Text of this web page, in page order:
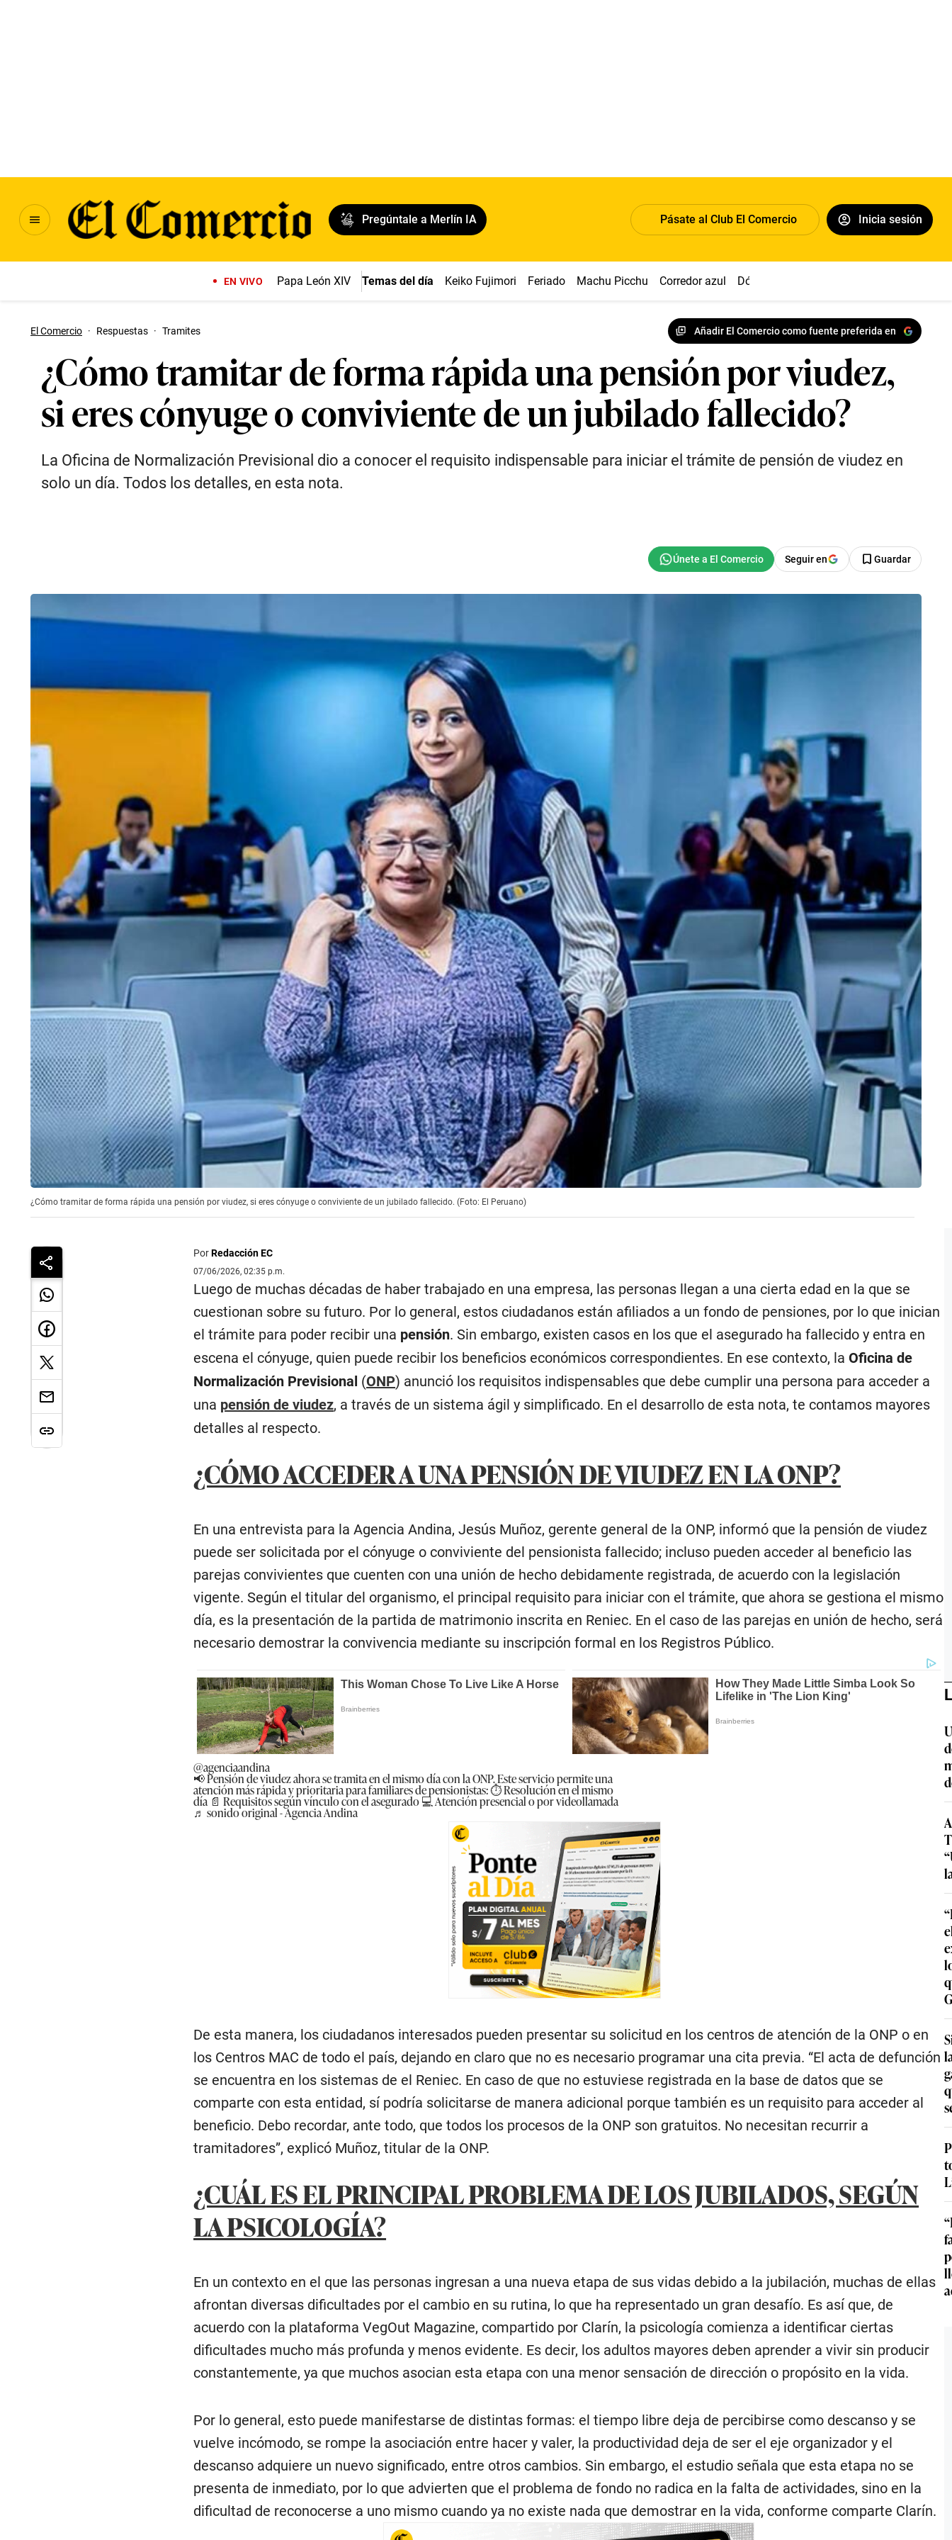
Pregúntale a Merlín IA Pásate al Club El Comercio Inicia sesión
EN VIVO Papa León XIV Temas del día Keiko Fujimori Feriado Machu Picchu Corredor azul Dólar
El Comercio · Respuestas · Tramites Añadir El Comercio como fuente preferida en
¿Cómo tramitar de forma rápida una pensión por viudez,
si eres cónyuge o conviviente de un jubilado fallecido?
La Oficina de Normalización Previsional dio a conocer el requisito indispensable para iniciar el trámite de pensión de viudez en
solo un día. Todos los detalles, en esta nota.
Seguir en Guardar
¿Cómo tramitar de forma rápida una pensión por viudez, si eres cónyuge o conviviente de un jubilado fallecido. (Foto: El Peruano)
PorRedacción EC
07/06/2026, 02:35 p.m.
Luego de muchas décadas de haber trabajado en una empresa, las personas llegan a una cierta edad en la que se
cuestionan sobre su futuro. Por lo general, estos ciudadanos están afiliados a un fondo de pensiones, por lo que inician
el trámite para poder recibir una pensión. Sin embargo, existen casos en los que el asegurado ha fallecido y entra en
escena el cónyuge, quien puede recibir los beneficios económicos correspondientes. En ese contexto, laOficina de
Normalización Previsional (ONP) anunció los requisitos indispensables que debe cumplir una persona para acceder a
una pensión de viudez, a través de un sistema ágil y simplificado. En el desarrollo de esta nota, te contamos mayores
detalles al respecto.
¿CÓMO ACCEDER A UNA PENSIÓN DE VIUDEZ EN LA ONP?
En una entrevista para la Agencia Andina, Jesús Muñoz, gerente general de la ONP, informó que la pensión de viudez
puede ser solicitada por el cónyuge o conviviente del pensionista fallecido; incluso pueden acceder al beneficio las
parejas convivientes que cuenten con una unión de hecho debidamente registrada, de acuerdo con la legislación
vigente. Según el titular del organismo, el principal requisito para iniciar con el trámite, que ahora se gestiona el mismo
día, es la presentación de la partida de matrimonio inscrita en Reniec. En el caso de las parejas en unión de hecho, será
necesario demostrar la convivencia mediante su inscripción formal en los Registros Público.
@agenciaandina
📢 Pensión de viudez ahora se tramita en el mismo día con la ONP. Este servicio permite una
atención más rápida y prioritaria para familiares de pensionistas: ⏱️ Resolución en el mismo
día 📄 Requisitos según vínculo con el asegurado 💻 Atención presencial o por videollamada
♬ sonido original - Agencia Andina
De esta manera, los ciudadanos interesados pueden presentar su solicitud en los centros de atención de la ONP o en
los Centros MAC de todo el país, dejando en claro que no es necesario programar una cita previa. “El acta de defunción
se encuentra en los sistemas de el Reniec. En caso de que no estuviese registrada en la base de datos que se
comparte con esta entidad, sí podría solicitarse de manera adicional porque también es un requisito para acceder al
beneficio. Debo recordar, ante todo, que todos los procesos de la ONP son gratuitos. No necesitan recurrir a
tramitadores”, explicó Muñoz, titular de la ONP.
¿CUÁL ES EL PRINCIPAL PROBLEMA DE LOS JUBILADOS, SEGÚN
LA PSICOLOGÍA?
En un contexto en el que las personas ingresan a una nueva etapa de sus vidas debido a la jubilación, muchas de ellas
afrontan diversas dificultades por el cambio en su rutina, lo que ha representado un gran desafío. Es así que, de
acuerdo con la plataforma VegOut Magazine, compartido por Clarín, la psicología comienza a identificar ciertas
dificultades mucho más profunda y menos evidente. Es decir, los adultos mayores deben aprender a vivir sin producir
constantemente, ya que muchos asocian esta etapa con una menor sensación de dirección o propósito en la vida.
Por lo general, esto puede manifestarse de distintas formas: el tiempo libre deja de percibirse como descanso y se
vuelve incómodo, se rompe la asociación entre hacer y valer, la productividad deja de ser el eje organizador y el
descanso adquiere un nuevo significado, entre otros cambios. Sin embargo, el estudio señala que esta etapa no se
presenta de inmediato, por lo que advierten que el problema de fondo no radica en la falta de actividades, sino en la
dificultad de reconocerse a uno mismo cuando ya no existe nada que demostrar en la vida, conforme comparte Clarín.